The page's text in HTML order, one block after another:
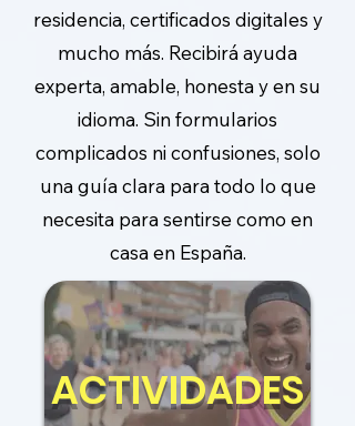
residencia, certificados digitales y
mucho más. Recibirá ayuda
experta, amable, honesta y en su
idioma. Sin formularios
complicados ni confusiones, solo
una guía clara para todo lo que
necesita para sentirse como en
casa en España.
ACTIVIDADES